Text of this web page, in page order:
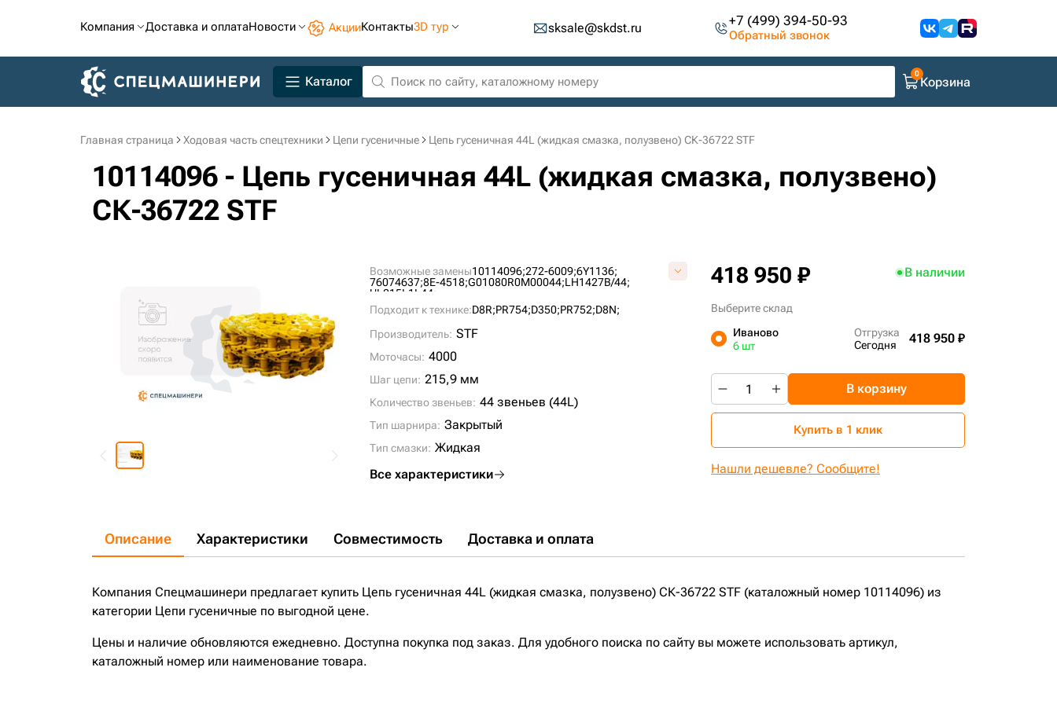
Компания Доставка и оплатаНовости АкцииКонтакты3D тур sksale@skdst.ru +7 (499) 394-50-93
Обратный звонок
Каталог Корзина
Главная страница Ходовая часть спецтехники Цепи гусеничные Цепь гусеничная 44L (жидкая смазка, полузвено) СК-36722 STF
10114096 - Цепь гусеничная 44L (жидкая смазка, полузвено)
СК-36722 STF
Возможные замены10114096;272-6009;6Y1136;
76074637;8E-4518;G01080R0M00044;LH1427B/44;
UL215L1L44;
Подходит к технике:D8R;PR754;D350;PR752;D8N;
Производитель: STF
Моточасы: 4000
Шаг цепи: 215,9 мм
Количество звеньев: 44 звеньев (44L)
Тип шарнира: Закрытый
Тип смазки: Жидкая
Все характеристики
418 950 ₽ В наличии
Выберите склад
Иваново
6 шт
Отгрузка
Сегодня
418 950 ₽
В корзину
Купить в 1 клик
Нашли дешевле? Сообщите!
Описание Характеристики Совместимость Доставка и оплата
Компания Спецмашинери предлагает купить Цепь гусеничная 44L (жидкая смазка, полузвено) СК-36722 STF (каталожный номер 10114096) из
категории Цепи гусеничные по выгодной цене.
Цены и наличие обновляются ежедневно. Доступна покупка под заказ. Для удобного поиска по сайту вы можете использовать артикул,
каталожный номер или наименование товара.